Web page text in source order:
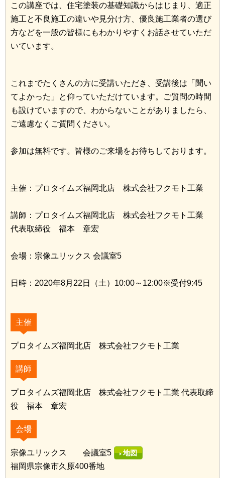
この講座では、住宅塗装の基礎知識からはじまり、適正
施工と不良施工の違いや見分け方、優良施工業者の選び
方などを一般の皆様にもわかりやすくお話させていただ
いています。
これまでたくさんの方に受講いただき、受講後は「聞い
てよかった」と仰っていただけています。ご質問の時間
も設けていますので、わからないことがありましたら、
ご遠慮なくご質問ください。
参加は無料です。皆様のご来場をお待ちしております。
主催：プロタイムズ福岡北店 株式会社フクモト工業
講師：プロタイムズ福岡北店 株式会社フクモト工業
代表取締役 福本 章宏
会場：宗像ユリックス 会議室5
日時：2020年8月22日（土）10:00～12:00※受付9:45
主催
プロタイムズ福岡北店 株式会社フクモト工業
講師
プロタイムズ福岡北店 株式会社フクモト工業 代表取締
役 福本 章宏
会場
宗像ユリックス 会議室5 地図
福岡県宗像市久原400番地